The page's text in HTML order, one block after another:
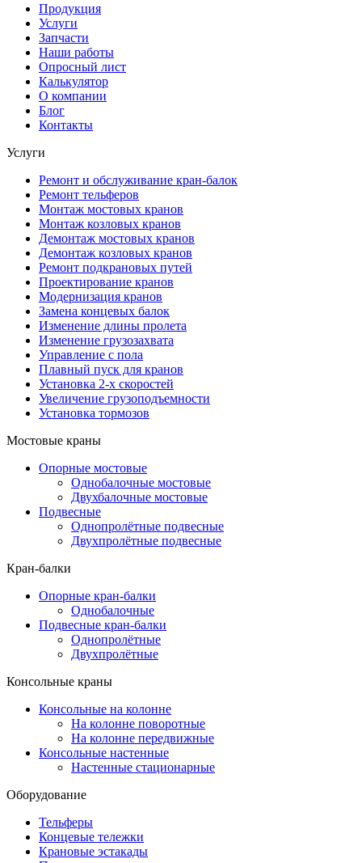
Продукция
Услуги
Запчасти
Наши работы
Опросный лист
Калькулятор
О компании
Блог
Контакты
Услуги
Ремонт и обслуживание кран-балок
Ремонт тельферов
Монтаж мостовых кранов
Монтаж козловых кранов
Демонтаж мостовых кранов
Демонтаж козловых кранов
Ремонт подкрановых путей
Проектирование кранов
Модернизация кранов
Замена концевых балок
Изменение длины пролета
Изменение грузозахвата
Управление с пола
Плавный пуск для кранов
Установка 2-х скоростей
Увеличение грузоподъемности
Установка тормозов
Мостовые краны
Опорные мостовые
Однобалочные мостовые
Двухбалочные мостовые
Подвесные
Однопролётные подвесные
Двухпролётные подвесные
Кран-балки
Опорные кран-балки
Однобалочные
Подвесные кран-балки
Однопролётные
Двухпролётные
Консольные краны
Консольные на колонне
На колонне поворотные
На колонне передвижные
Консольные настенные
Настенные стационарные
Оборудование
Тельферы
Концевые тележки
Крановые эстакады